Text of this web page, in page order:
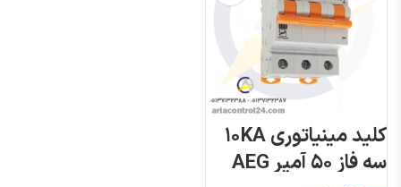
کلید مینیاتوری ۱۰KA
سه فاز ۵۰ آمپر AEG